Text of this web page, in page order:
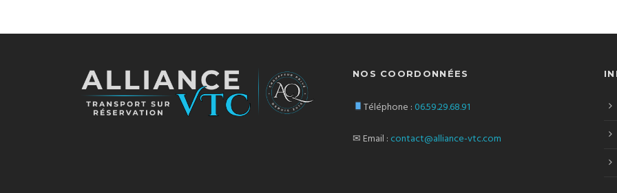
NOS COORDONNÉES
Téléphone : 06.59.29.68.91
✉ Email : contact@alliance-vtc.com